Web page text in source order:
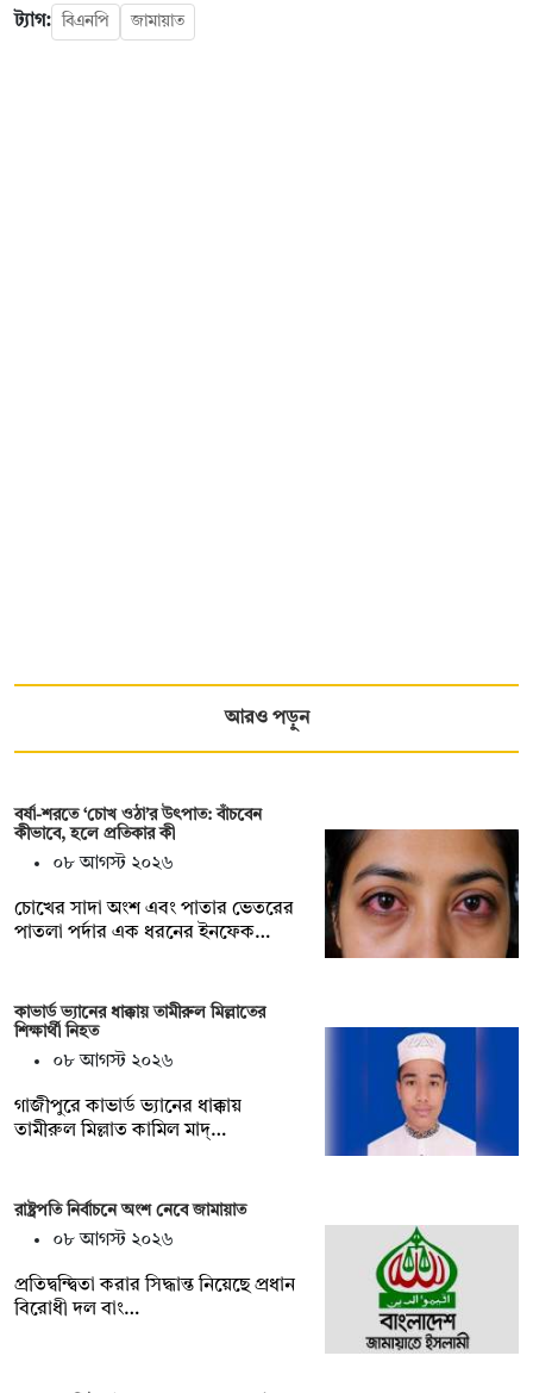
ট্যাগ: বিএনপি জামায়াত
আরও পড়ুন
বর্ষা-শরতে ‘চোখ ওঠা’র উৎপাত: বাঁচবেন
কীভাবে, হলে প্রতিকার কী
০৮ আগস্ট ২০২৬
চোখের সাদা অংশ এবং পাতার ভেতরের
পাতলা পর্দার এক ধরনের ইনফেক…
কাভার্ড ভ্যানের ধাক্কায় তামীরুল মিল্লাতের
শিক্ষার্থী নিহত
০৮ আগস্ট ২০২৬
গাজীপুরে কাভার্ড ভ্যানের ধাক্কায়
তামীরুল মিল্লাত কামিল মাদ্…
রাষ্ট্রপতি নির্বাচনে অংশ নেবে জামায়াত
০৮ আগস্ট ২০২৬
প্রতিদ্বন্দ্বিতা করার সিদ্ধান্ত নিয়েছে প্রধান
বিরোধী দল বাং…